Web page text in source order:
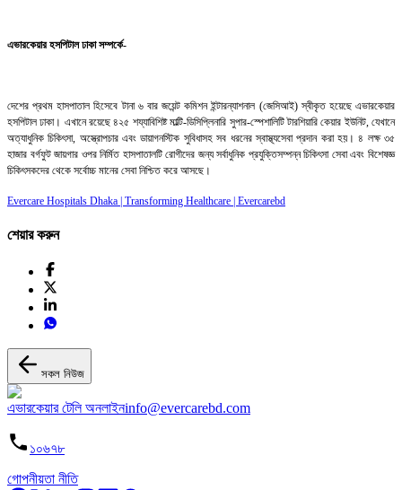
এভারকেয়ার হসপিটাল ঢাকা সম্পর্কে-
দেশের প্রথম হাসপাতাল হিসেবে টানা ৬ বার জয়েন্ট কমিশন ইন্টারন্যাশনাল (জেসিআই) স্বীকৃত হয়েছে এভারকেয়ার
হসপিটাল ঢাকা। এখানে রয়েছে ৪২৫ শয্যাবিশিষ্ট মাল্টি-ডিসিপ্লিনারি সুপার-স্পেশালিটি টারশিয়ারি কেয়ার ইউনিট, যেখানে
অত্যাধুনিক চিকিৎসা, অস্ত্রোপচার এবং ডায়াগনস্টিক সুবিধাসহ সব ধরনের স্বাস্থ্যসেবা প্রদান করা হয়। ৪ লক্ষ ৩৫
হাজার বর্গফুট জায়গার ওপর নির্মিত হাসপাতালটি রোগীদের জন্য সর্বাধুনিক প্রযুক্তিসম্পন্ন চিকিৎসা সেবা এবং বিশেষজ্ঞ
চিকিৎসকদের থেকে সর্বোচ্চ মানের সেবা নিশ্চিত করে আসছে।
Evercare Hospitals Dhaka | Transforming Healthcare | Evercarebd
শেয়ার করুন
সকল নিউজ
এভারকেয়ার টেলি অনলাইনinfo@evercarebd.com
১০৬৭৮
গোপনীয়তা নীতি